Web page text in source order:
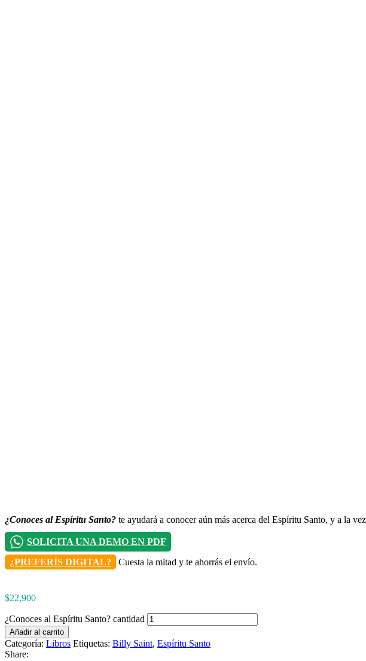
¿Conoces al Espíritu Santo? te ayudará a conocer aún más acerca del Espíritu Santo, y a la
SOLICITA UNA DEMO EN PDF
¿PREFERÍS DIGITAL?
Cuesta la mitad y te ahorrás el envío.
$22,900
¿Conoces al Espíritu Santo? cantidad
Añadir al carrito
Categoría: Libros Etiquetas: Billy Saint, Espíritu Santo
Share: